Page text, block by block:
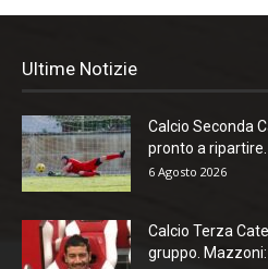
Ultime Notizie
Calcio Seconda
pronto a ripartire.
6 Agosto 2026
Calcio Terza
gruppo. Mazzoni: